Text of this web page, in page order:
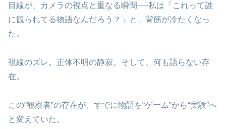
目線が、カメラの視点と重なる瞬間──私は「これって誰
に観られてる物語なんだろう？」と、背筋が冷たくなっ
た。
視線のズレ。正体不明の静寂。そして、何も語らない存
在。
この“観察者”の存在が、すでに物語を“ゲーム”から“実験”へ
と変えていた。